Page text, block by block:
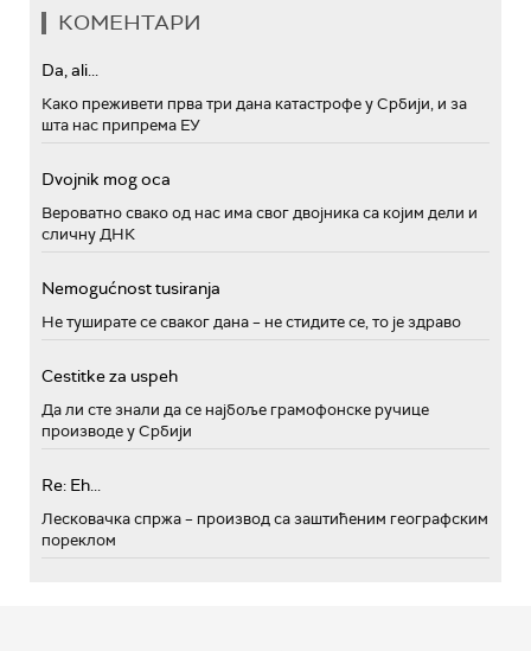
КОМЕНТАРИ
Da, ali...
Како преживети прва три дана катастрофе у Србији, и за
шта нас припрема ЕУ
Dvojnik mog oca
Вероватно свако од нас има свог двојника са којим дели и
сличну ДНК
Nemogućnost tusiranja
Не туширате се сваког дана – не стидите се, то је здраво
Cestitke za uspeh
Да ли сте знали да се најбоље грамофонске ручице
производе у Србији
Re: Eh...
Лесковачка спржа – производ са заштићеним географским
пореклом